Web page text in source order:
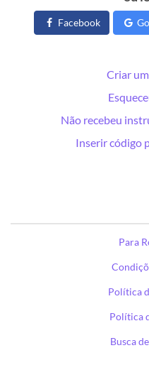
Facebook
Criar
Não recebeu
Inserir código
Para
Política
Política
Busca